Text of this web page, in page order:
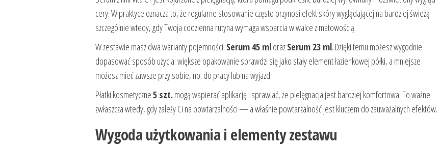
cery. W praktyce oznacza to, że regularne stosowanie często przynosi efekt skóry wyglądającej na bardziej świeżą —
szczególnie wtedy, gdy Twoja codzienna rutyna wymaga wsparcia w walce z matowością.
W zestawie masz dwa warianty pojemności: Serum 45 mlorazSerum 23 ml. Dzięki temu możesz wygodnie
dopasować sposób użycia: większe opakowanie sprawdzi się jako stały element łazienkowej półki, a mniejsze
możesz mieć zawsze przy sobie, np. do pracy lub na wyjazd.
Płatki kosmetyczne5 szt.mogą wspierać aplikację i sprawiać, że pielęgnacja jest bardziej komfortowa. To ważne
zwłaszcza wtedy, gdy zależy Ci na powtarzalności — a właśnie powtarzalność jest kluczem do zauważalnych efektów.
Wygoda użytkowania i elementy zestawu